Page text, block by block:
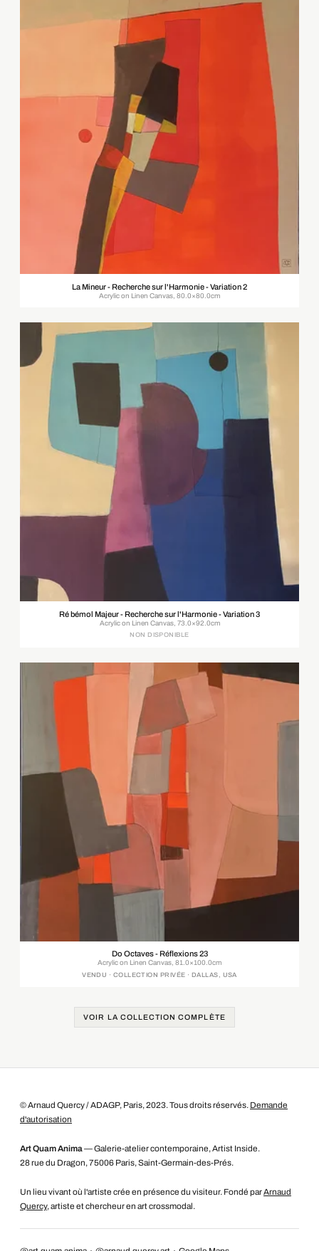
La Mineur - Recherche sur l'Harmonie - Variation 2
Acrylic on Linen Canvas, 80.0×80.0cm
Ré bémol Majeur - Recherche sur l'Harmonie - Variation 3
Acrylic on Linen Canvas, 73.0×92.0cm
NON DISPONIBLE
Do Octaves - Réflexions 23
Acrylic on Linen Canvas, 81.0×100.0cm
VENDU · COLLECTION PRIVÉE · DALLAS, USA
VOIR LA COLLECTION COMPLÈTE
© Arnaud Quercy / ADAGP, Paris, 2023. Tous droits réservés. Demande
d'autorisation
Art Quam Anima — Galerie-atelier contemporaine, Artist Inside.
28 rue du Dragon, 75006 Paris, Saint-Germain-des-Prés.
Un lieu vivant où l'artiste crée en présence du visiteur. Fondé parArnaud
Quercy, artiste et chercheur en art crossmodal.